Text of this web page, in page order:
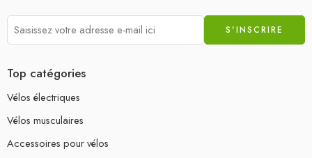
Top catégories
Vélos électriques
Vélos musculaires
Accessoires pour vélos